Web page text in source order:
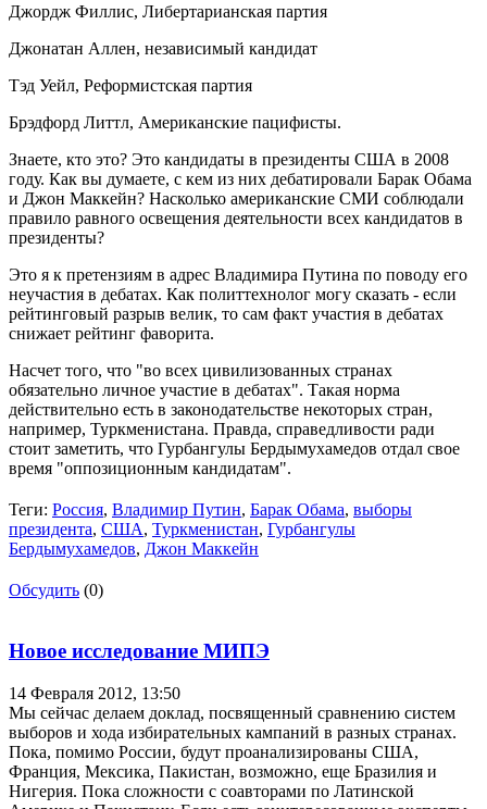
Джордж Филлис, Либертарианская партия
Джонатан Аллен, независимый кандидат
Тэд Уейл, Реформистская партия
Брэдфорд Литтл, Американские пацифисты.
Знаете, кто это? Это кандидаты в президенты США в 2008
году. Как вы думаете, с кем из них дебатировали Барак Обама
и Джон Маккейн? Насколько американские СМИ соблюдали
правило равного освещения деятельности всех кандидатов в
президенты?
Это я к претензиям в адрес Владимира Путина по поводу его
неучастия в дебатах. Как политтехнолог могу сказать - если
рейтинговый разрыв велик, то сам факт участия в дебатах
снижает рейтинг фаворита.
Насчет того, что "во всех цивилизованных странах
обязательно личное участие в дебатах". Такая норма
действительно есть в законодательстве некоторых стран,
например, Туркменистана. Правда, справедливости ради
стоит заметить, что Гурбангулы Бердымухамедов отдал свое
время "оппозиционным кандидатам".
Теги: Россия, Владимир Путин, Барак Обама, выборы
президента, США, Туркменистан, Гурбангулы
Бердымухамедов, Джон Маккейн
Обсудить (0)
Новое исследование МИПЭ
14 Февраля 2012, 13:50
Мы сейчас делаем доклад, посвященный сравнению систем
выборов и хода избирательных кампаний в разных странах.
Пока, помимо России, будут проанализированы США,
Франция, Мексика, Пакистан, возможно, еще Бразилия и
Нигерия. Пока сложности с соавторами по Латинской